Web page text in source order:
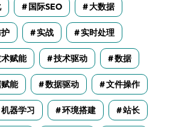
国际SEO 大数据
实战 实时处理
赋能 技术驱动 数据
能 数据驱动 文件操作
机器学习 环境搭建 站长